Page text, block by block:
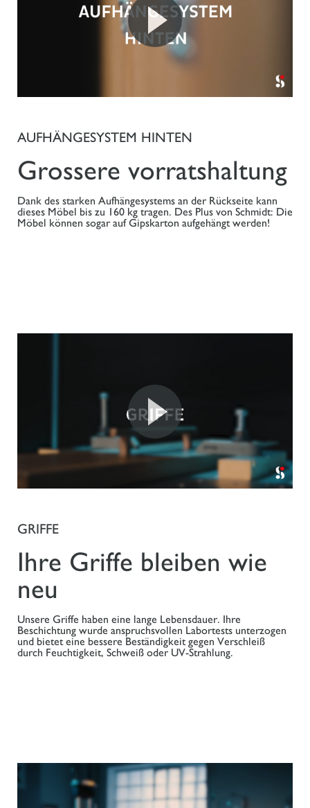
AUFHÄNGESYSTEM HINTEN
Grossere vorratshaltung
Dank des starken Aufhängesystems an der Rückseite kann
dieses Möbel bis zu 160 kg tragen. Des Plus von Schmidt: Die
Möbel können sogar auf Gipskarton aufgehängt werden!
GRIFFE
Ihre Griffe bleiben wie
neu
Unsere Griffe haben eine lange Lebensdauer. Ihre
Beschichtung wurde anspruchsvollen Labortests unterzogen
und bietet eine bessere Beständigkeit gegen Verschleiß
durch Feuchtigkeit, Schweiß oder UV-Strahlung.